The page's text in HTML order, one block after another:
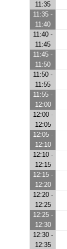
11:35
11:35 -
11:40
11:40 -
11:45
11:45 -
11:50
11:50 -
11:55
11:55 -
12:00
12:00 -
12:05
12:05 -
12:10
12:10 -
12:15
12:15 -
12:20
12:20 -
12:25
12:25 -
12:30
12:30 -
12:35